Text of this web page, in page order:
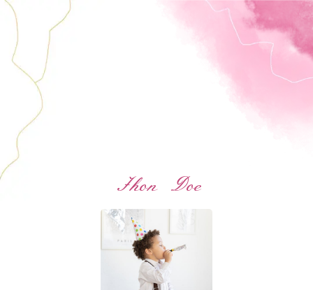
Jhon Doe